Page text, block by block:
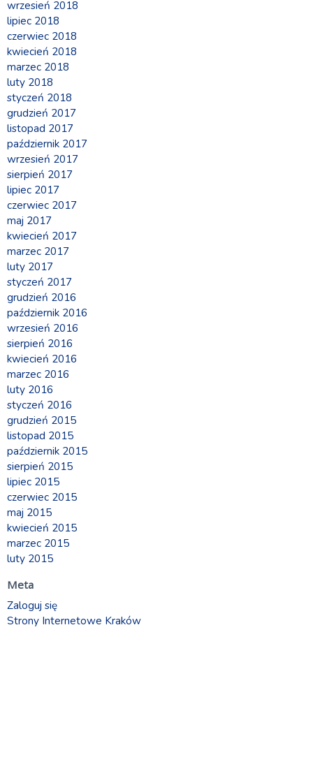
wrzesień 2018
lipiec 2018
czerwiec 2018
kwiecień 2018
marzec 2018
luty 2018
styczeń 2018
grudzień 2017
listopad 2017
październik 2017
wrzesień 2017
sierpień 2017
lipiec 2017
czerwiec 2017
maj 2017
kwiecień 2017
marzec 2017
luty 2017
styczeń 2017
grudzień 2016
październik 2016
wrzesień 2016
sierpień 2016
kwiecień 2016
marzec 2016
luty 2016
styczeń 2016
grudzień 2015
listopad 2015
październik 2015
sierpień 2015
lipiec 2015
czerwiec 2015
maj 2015
kwiecień 2015
marzec 2015
luty 2015
Meta
Zaloguj się
Strony Internetowe Kraków